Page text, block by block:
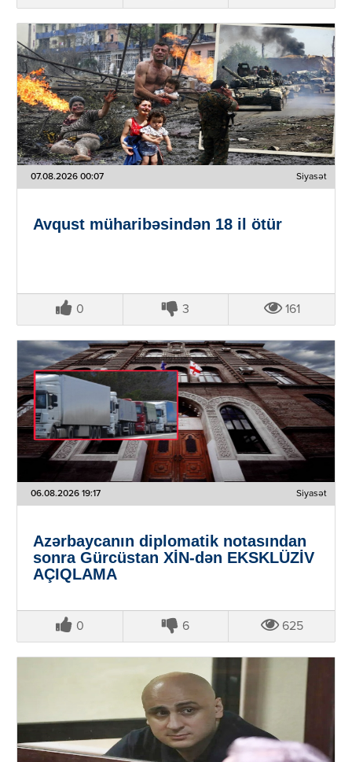
07.08.2026 00:07 Siyasət
Avqust müharibəsindən 18 il ötür
0 3 161
06.08.2026 19:17 Siyasət
Azərbaycanın diplomatik notasından
sonra Gürcüstan XİN-dən EKSKLÜZİV
AÇIQLAMA
0 6 625